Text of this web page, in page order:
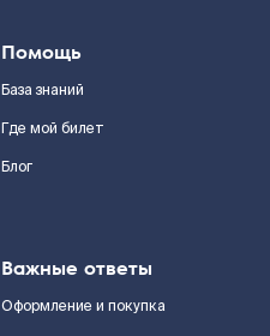
Помощь
База знаний
Где мой билет
Блог
Важные ответы
Оформление и покупка